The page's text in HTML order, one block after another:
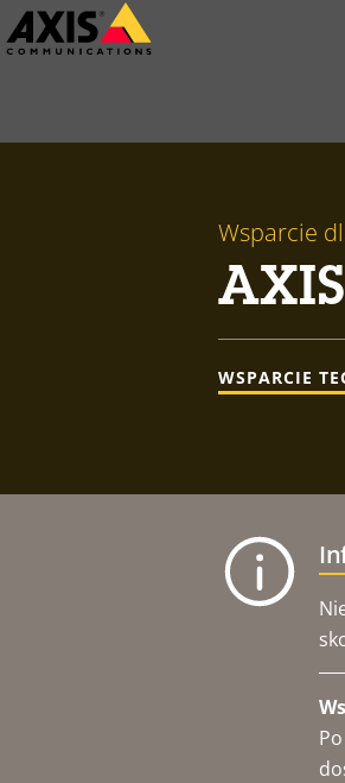
Przejdź
do
Wsparcie
WSPARCIE